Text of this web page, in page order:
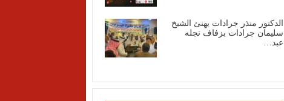
الدكتور منذر جرادات يهنئ الشيخ
سليمان جرادات بزفاف نجله
عبد…